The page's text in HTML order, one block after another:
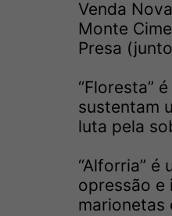
Venda
Monte
Presa
“Floresta”
sustentam
luta pela
“Alforria”
opressão e
marionetas